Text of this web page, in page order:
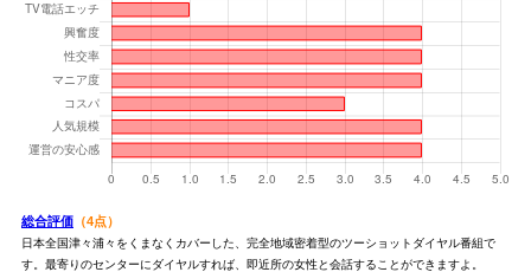
総合評価 （4点）
日本全国津々浦々をくまなくカバーした、完全地域密着型のツーショットダイヤル番組で
す。最寄りのセンターにダイヤルすれば、即近所の女性と会話することができますよ。